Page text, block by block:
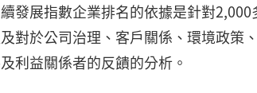
發展指數企業排名的依據是針對
對於公司治理、客戶關係、環境政策
利益關係者的反饋的分析。